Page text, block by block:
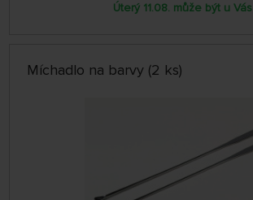
Úterý 11.08. může být u Vás
Míchadlo na barvy (2 ks)